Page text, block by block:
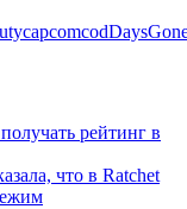
capcomcod
рейтинг в
что в Ratchet